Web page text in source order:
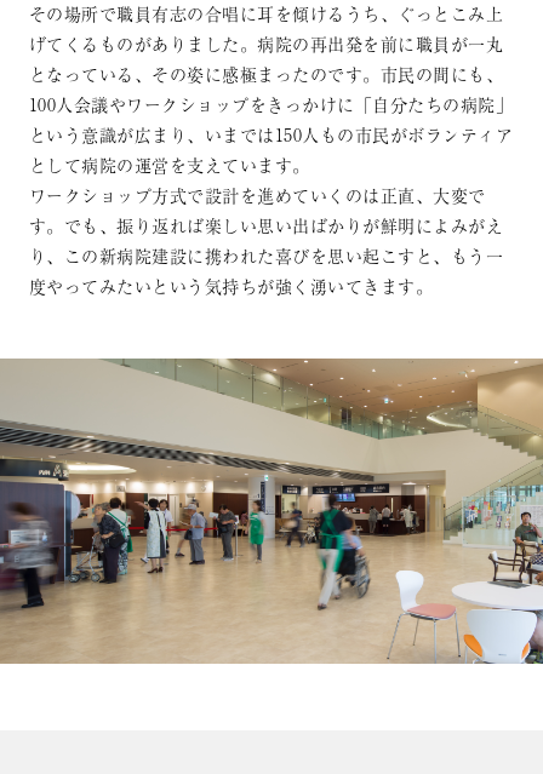
その場所で職員有志の合唱に耳を傾けるうち、ぐっとこみ上
げてくるものがありました。病院の再出発を前に職員が一丸
となっている、その姿に感極まったのです。市民の間にも、
100人会議やワークショップをきっかけに「自分たちの病院」
という意識が広まり、いまでは150人もの市民がボランティア
として病院の運営を支えています。
ワークショップ方式で設計を進めていくのは正直、大変で
す。でも、振り返れば楽しい思い出ばかりが鮮明によみがえ
り、この新病院建設に携われた喜びを思い起こすと、もう一
度やってみたいという気持ちが強く湧いてきます。